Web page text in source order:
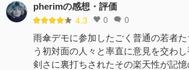
pherimの感想・評価
4.3 0 0
雨傘デモに参加したごく普通の若者
う初対面の人々と率直に意見を交わ
剣さに裏打ちされたその楽天性が記